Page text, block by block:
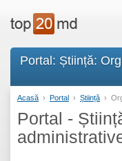
Portal: Știință:
Acasă › Portal › Știință ›
Portal -